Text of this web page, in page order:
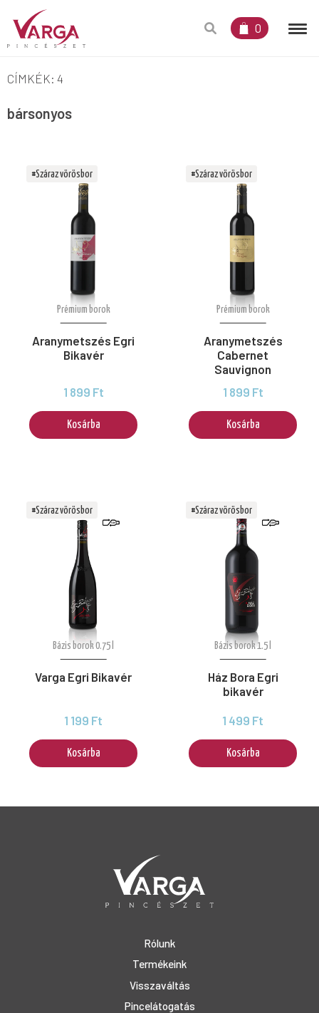
0
CÍMKÉK: 4
bársonyos
Prémium borok
Aranymetszés Egri
Bikavér
1 899 Ft
Kosárba
#Száraz vörösbor
Prémium borok
Aranymetszés
Cabernet
Sauvignon
1 899 Ft
Kosárba
#Száraz vörösbor
Bázis borok 0.75 l
Varga Egri Bikavér
1 199 Ft
Kosárba
#Száraz vörösbor
Bázis borok 1.5 l
Ház Bora Egri
bikavér
1 499 Ft
Kosárba
#Száraz vörösbor
Rólunk
Termékeink
Visszaváltás
Pincelátogatás